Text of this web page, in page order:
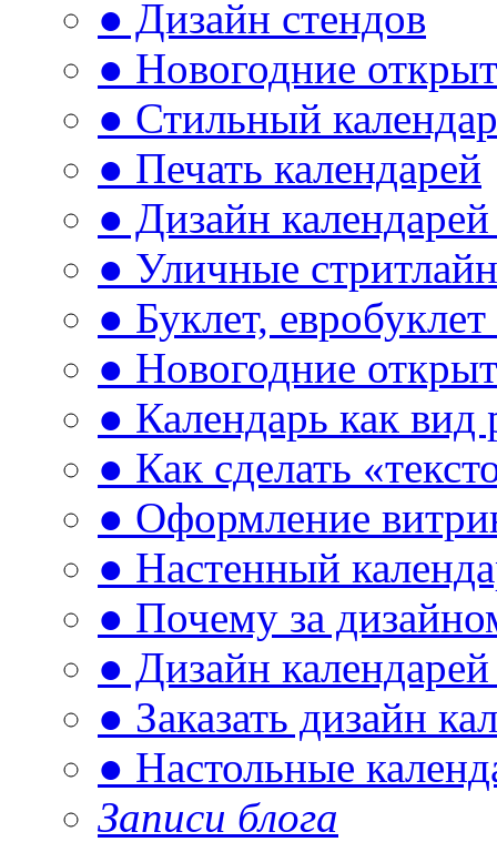
● Дизайн стендов
● Новогодние
● Стильный
● Печать календарей
● Дизайн
● Уличные
● Буклет,
● Новогодние
● Календарь как вид
● Как сделать
● Оформление
● Настенный
● Почему за
● Дизайн
● Заказать дизайн
● Настольные
Записи блога